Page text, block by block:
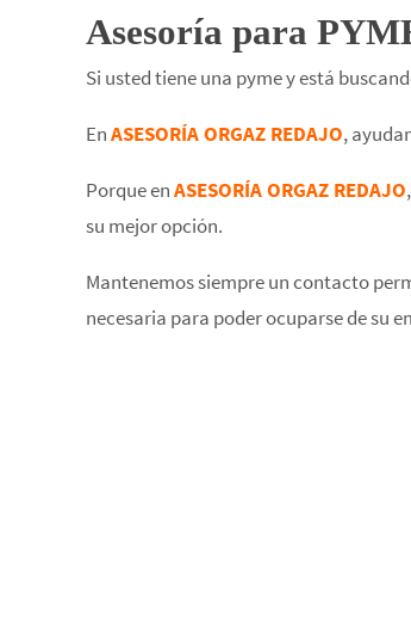
Asesoría para
Si usted tiene una pyme y está
EnASESORÍA ORGAZ REDAJO,
Porque enASESORÍA ORGAZ REDAJO
su mejor opción.
Mantenemos siempre un contacto
necesaria para poder ocuparse de su